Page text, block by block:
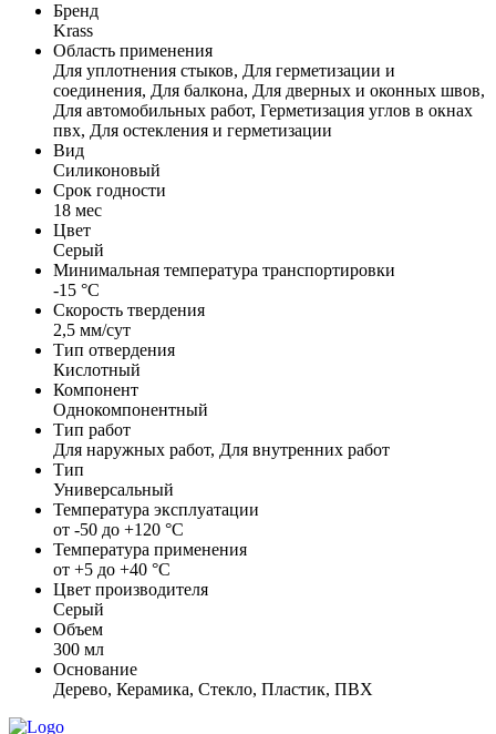
Бренд
Krass
Область применения
Для уплотнения стыков, Для герметизации и
соединения, Для балкона, Для дверных и оконных швов,
Для автомобильных работ, Герметизация углов в окнах
пвх, Для остекления и герметизации
Вид
Силиконовый
Срок годности
18 мес
Цвет
Серый
Минимальная температура транспортировки
-15 °С
Скорость твердения
2,5 мм/сут
Тип отвердения
Кислотный
Компонент
Однокомпонентный
Тип работ
Для наружных работ, Для внутренних работ
Тип
Универсальный
Температура эксплуатации
от -50 до +120 °С
Температура применения
от +5 до +40 °С
Цвет производителя
Серый
Объем
300 мл
Основание
Дерево, Керамика, Стекло, Пластик, ПВХ